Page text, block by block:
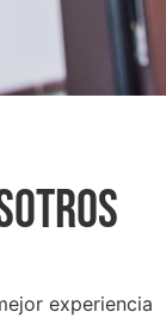
experiencia